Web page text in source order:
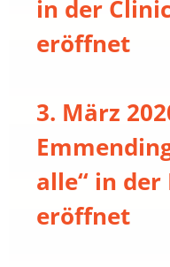
in der
eröffnet
3. März
alle“ in
eröffnet